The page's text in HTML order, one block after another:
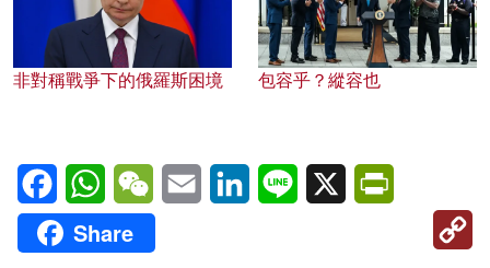
非對稱戰爭下的俄羅斯困境 包容乎？縱容也
FacebookWhatsAppWeChatEmail LinkedInLine X
Share